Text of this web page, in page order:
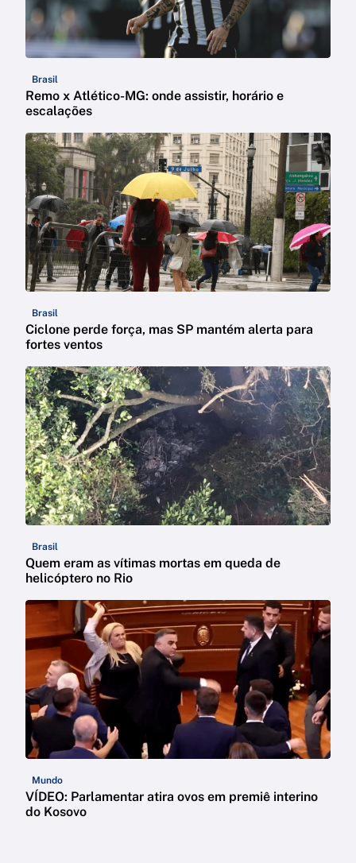
Brasil
Remo x Atlético-MG: onde assistir, horário e
escalações
Brasil
Ciclone perde força, mas SP mantém alerta para
fortes ventos
Brasil
Quem eram as vítimas mortas em queda de
helicóptero no Rio
Mundo
VÍDEO: Parlamentar atira ovos em premiê interino
do Kosovo